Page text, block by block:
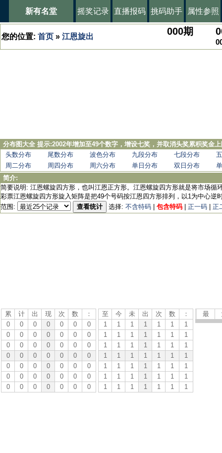
新有名堂 摇奖记录 直播报码 挑码助手 属性参照
您的位置: 首页 » 江恩旋出 000期
分布图大全 提示:2002年增加至49个数字，增设七奖，并取消头奖累积奖金
头数分布
尾数分布 波色分布 九段分布 七段分布
周二分布
周四分布 周六分布 单日分布 双日分布
简介:
简要说明: 江恩螺旋四方形，也叫江恩正方形。江恩螺旋四方形就是将市场
彩票江恩螺旋四方形旋入矩阵是把49个号码按江恩四方形排列，以1为中心逆
范围:
查看统计 选择: 不含特码 包含特码 正一码 正
累 计 出 现 次 数
：
0
0 0 0 0 0
0
0
0 0 0 0 0
0
0
0 0 0 0 0
0
0
0 0 0 0 0
0
0
0 0 0 0 0
0
0
0 0 0 0 0
0
0
0 0 0 0 0 0
至 今 未 出 次 数
：
1
1 1 1 1 1
1
1
1 1 1 1 1
1
1
1 1 1 1 1
1
1
1 1 1 1 1
1
1
1 1 1 1 1
1
1
1 1 1 1 1
1
1
1 1 1 1 1 1
最